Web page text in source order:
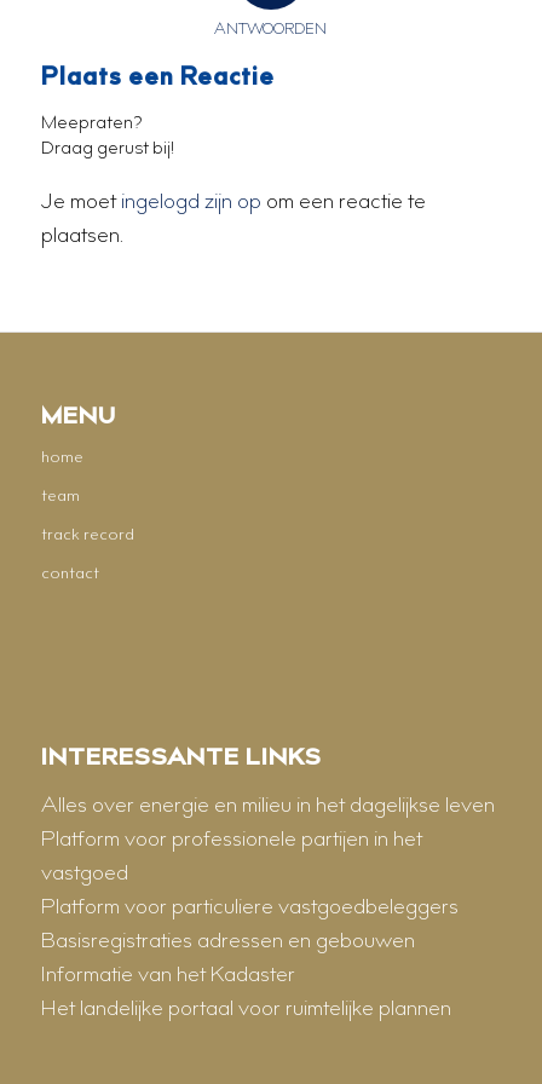
ANTWOORDEN
Plaats een Reactie
Meepraten?
Draag gerust bij!
Je moetingelogd zijn op om een reactie te
plaatsen.
MENU
home
team
track record
contact
INTERESSANTE LINKS
Alles over energie en milieu in het dagelijkse leven
Platform voor professionele partijen in het
vastgoed
Platform voor particuliere vastgoedbeleggers
Basisregistraties adressen en gebouwen
Informatie van het Kadaster
Het landelijke portaal voor ruimtelijke plannen